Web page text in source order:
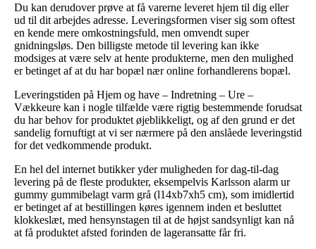
Du kan derudover prøve at få varerne leveret hjem til dig eller
ud til dit arbejdes adresse. Leveringsformen viser sig som oftest
en kende mere omkostningsfuld, men omvendt super
gnidningsløs. Den billigste metode til levering kan ikke
modsiges at være selv at hente produkterne, men den mulighed
er betinget af at du har bopæl nær online forhandlerens bopæl.
Leveringstiden på Hjem og have – Indretning – Ure –
Vækkeure kan i nogle tilfælde være rigtig bestemmende forudsat
du har behov for produktet øjeblikkeligt, og af den grund er det
sandelig fornuftigt at vi ser nærmere på den anslåede leveringstid
for det vedkommende produkt.
En hel del internet butikker yder muligheden for dag-til-dag
levering på de fleste produkter, eksempelvis Karlsson alarm ur
gummy gummibelagt varm grå (l14xb7xh5 cm), som imidlertid
er betinget af at bestillingen køres igennem inden et besluttet
klokkeslæt, med hensynstagen til at de højst sandsynligt kan nå
at få produktet afsted forinden de lageransatte får fri.